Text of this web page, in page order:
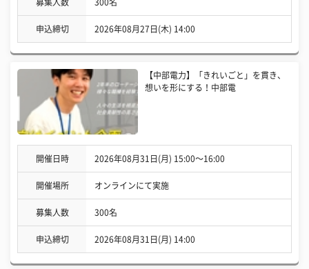
募集人数 300名
申込締切 2026年08月27日(木) 14:00
【中部電力】「きれいごと」を貫き、
想いを形にする！中部電
開催日時 2026年08月31日(月) 15:00〜16:00
開催場所 オンラインにて実施
募集人数 300名
申込締切 2026年08月31日(月) 14:00